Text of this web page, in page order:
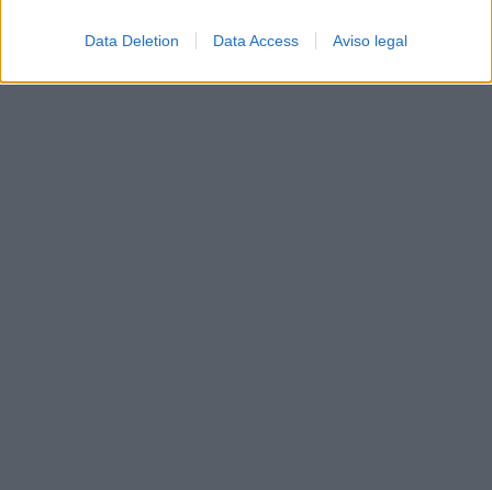
Data Deletion Data Access Aviso legal